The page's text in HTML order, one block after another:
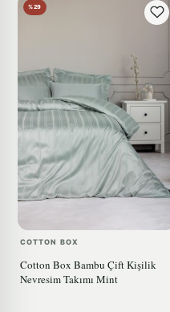
%29
COTTON BOX
Cotton Box Bambu Çift Kişilik
Nevresim Takımı Mint